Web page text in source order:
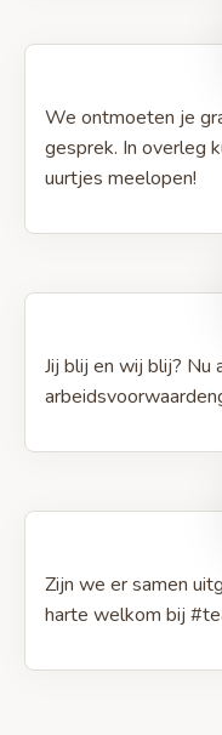
We ontmoeten je
gesprek. In overleg
uurtjes meelopen!
Jij blij en wij blij? Nu
Zijn we er samen
harte welkom bij